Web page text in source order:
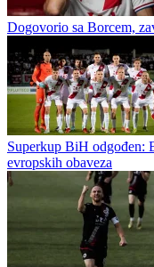
Zrinjski ispao od
Fudbaleri Zrinjskog
su u revanš utakmici
odigrali 2:2. Islandski